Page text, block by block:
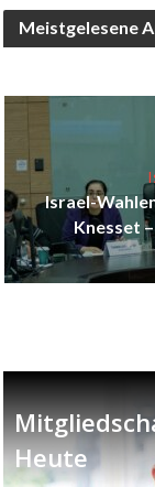
Meistgelesene
Israel-
Knesset
Heute